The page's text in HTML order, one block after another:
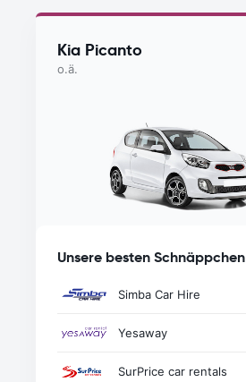
Kia Picanto
o.ä.
Unsere besten Schnäppchen
Simba Car Hire
Yesaway
SurPrice car rentals